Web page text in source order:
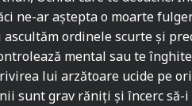
ne-ar aștepta o moarte
ascultăm ordinele scurte și
mental sau te
lui arzătoare ucide pe
sunt grav răniți și încerc să-